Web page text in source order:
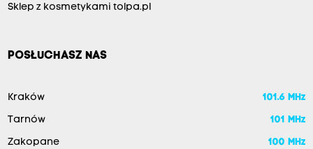
Sklep z kosmetykami tolpa.pl
POSŁUCHASZ NAS
Kraków 101.6 MHz
Tarnów 101 MHz
Zakopane 100 MHz